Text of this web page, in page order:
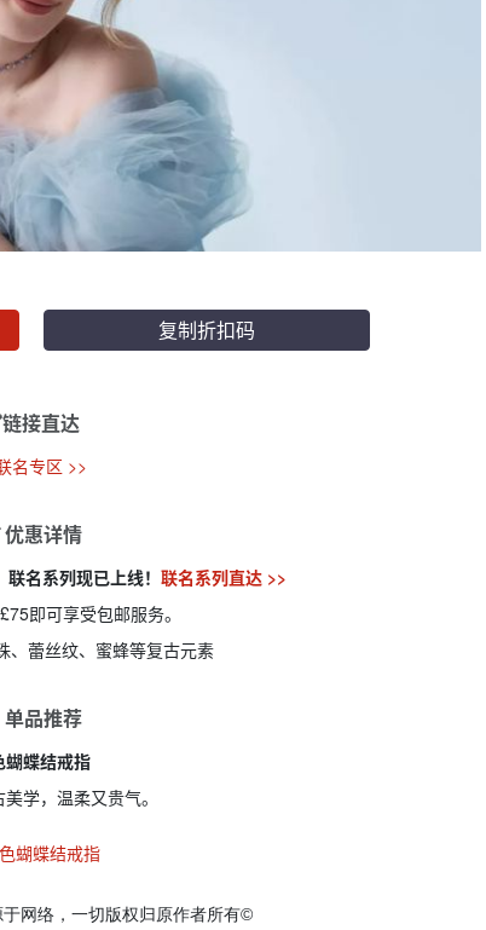
复制折扣码
接直达
名专区 >>
优惠详情
名系列现已上线！ 联名系列直达 >>
即可享受包邮服务。
、蕾丝纹、蜜蜂等复古元素
单品推荐
蝴蝶结戒指
学，温柔又贵气。
网络，一切版权归原作者所有©